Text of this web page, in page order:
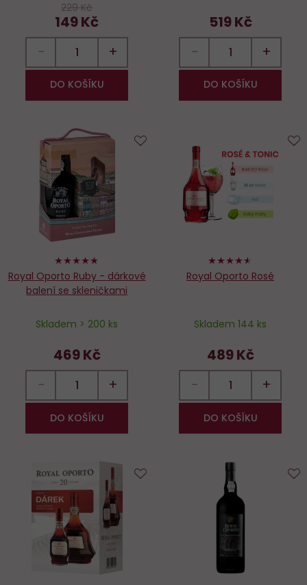
229 Kč
149 Kč
− +
DO KOŠÍKU
519 Kč
− +
DO KOŠÍKU
96%
Royal Oporto Ruby - dárkové
balení se skleničkami
Skladem > 200 ks
469 Kč
− +
DO KOŠÍKU
oblíbených
90%
Royal Oporto Rosé
Skladem 144 ks
489 Kč
− +
DO KOŠÍKU